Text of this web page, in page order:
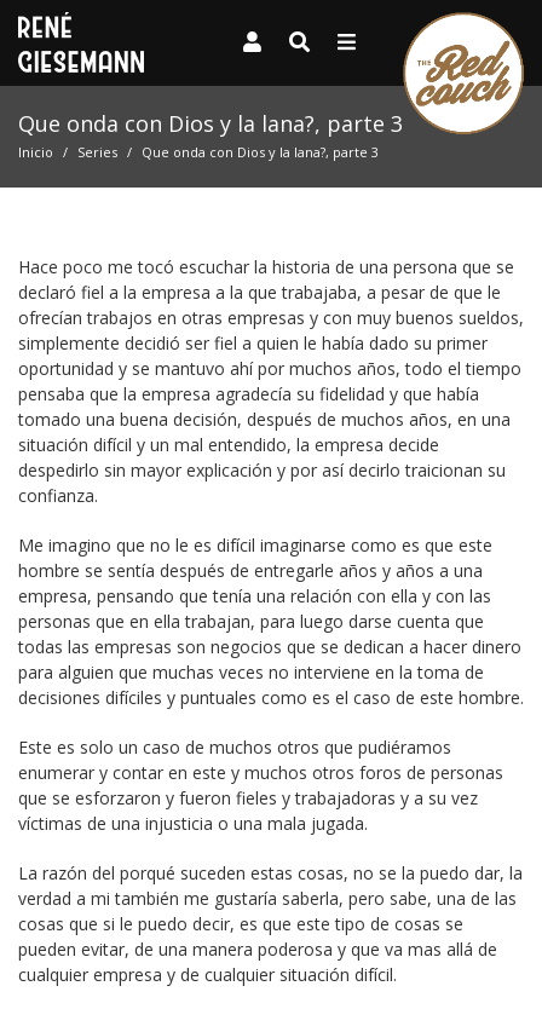
Que onda con Dios y la lana?, parte 3
Inicio Series Que onda con Dios y la lana?, parte 3
Hace poco me tocó escuchar la historia de una persona que se
declaró fiel a la empresa a la que trabajaba, a pesar de que le
ofrecían trabajos en otras empresas y con muy buenos sueldos,
simplemente decidió ser fiel a quien le había dado su primer
oportunidad y se mantuvo ahí por muchos años, todo el tiempo
pensaba que la empresa agradecía su fidelidad y que había
tomado una buena decisión, después de muchos años, en una
situación difícil y un mal entendido, la empresa decide
despedirlo sin mayor explicación y por así decirlo traicionan su
confianza.
Me imagino que no le es difícil imaginarse como es que este
hombre se sentía después de entregarle años y años a una
empresa, pensando que tenía una relación con ella y con las
personas que en ella trabajan, para luego darse cuenta que
todas las empresas son negocios que se dedican a hacer dinero
para alguien que muchas veces no interviene en la toma de
decisiones difíciles y puntuales como es el caso de este hombre.
Este es solo un caso de muchos otros que pudiéramos
enumerar y contar en este y muchos otros foros de personas
que se esforzaron y fueron fieles y trabajadoras y a su vez
víctimas de una injusticia o una mala jugada.
La razón del porqué suceden estas cosas, no se la puedo dar, la
verdad a mi también me gustaría saberla, pero sabe, una de las
cosas que si le puedo decir, es que este tipo de cosas se
pueden evitar, de una manera poderosa y que va mas allá de
cualquier empresa y de cualquier situación difícil.